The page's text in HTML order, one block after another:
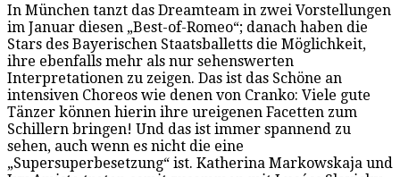
In München tanzt das Dreamteam in zwei Vorstellungen
im Januar diesen „Best-of-Romeo“; danach haben die
Stars des Bayerischen Staatsballetts die Möglichkeit,
ihre ebenfalls mehr als nur sehenswerten
Interpretationen zu zeigen. Das ist das Schöne an
intensiven Choreos wie denen von Cranko: Viele gute
Tänzer können hierin ihre ureigenen Facetten zum
Schillern bringen! Und das ist immer spannend zu
sehen, auch wenn es nicht die eine
„Supersuperbesetzung“ ist. Katherina Markowskaja und